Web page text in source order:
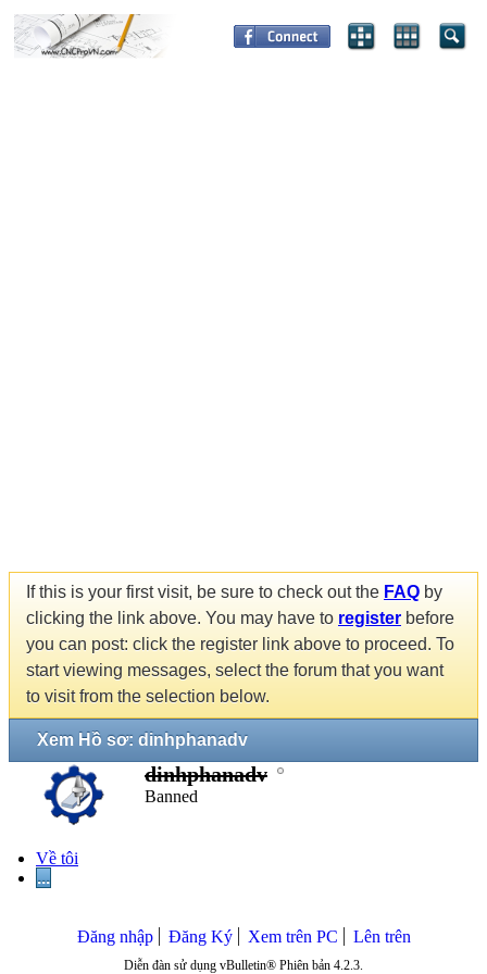
If this is your first visit, be sure to check out the FAQ by
clicking the link above. You may have to register before
you can post: click the register link above to proceed. To
start viewing messages, select the forum that you want
to visit from the selection below.
Xem Hồ sơ: dinhphanadv
dinhphanadv
Banned
Về tôi
...
Đăng nhập Đăng Ký Xem trên PC Lên trên
Diễn đàn sử dụng vBulletin® Phiên bản 4.2.3.